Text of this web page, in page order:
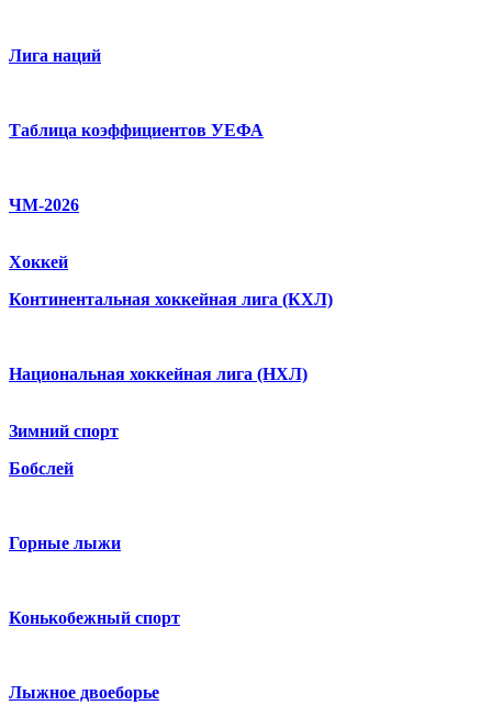
Лига наций
Таблица коэффициентов УЕФА
ЧМ-2026
Хоккей
Континентальная хоккейная лига (КХЛ)
Национальная хоккейная лига (НХЛ)
Зимний спорт
Бобслей
Горные лыжи
Конькобежный спорт
Лыжное двоеборье